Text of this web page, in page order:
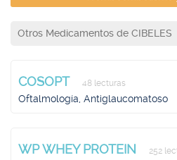
Otros Medicamentos de CIBELES
COSOPT 48 lecturas
Oftalmología, Antiglaucomatoso
WP WHEY PROTEIN 252